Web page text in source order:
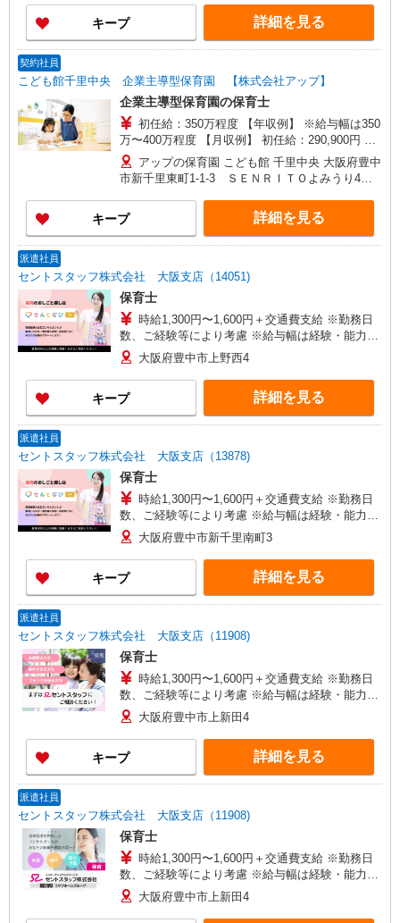
務１年でさらに15万円で最大30万円支給！ ※こち
らのサイトからのお申込みに限ります。 ◆交通費
交通費（1ヶ月分の定期代を実費で支給）
キープ 詳細を見る
契約社員
こども館千里中央 企業主導型保育園 【株式会社アップ】
企業主導型保育園の保育士
初任給：350万程度 【年収例】 ※給与幅は350
万〜400万程度 【月収例】 初任給：290,900円 月
給262,500円＋クラス担任(処遇改善手当Ⅰ)20,900
円＋処遇改善手当Ⅲ7,500円 ＝月収290,900円！ ※
給与幅は290,900円〜330,000円程度 ☆採用お祝い
金進呈！ 本採用後に15万円、勤務１年でさらに15
万円で最大30万円支給！ ※こちらのサイトからの
お申込みに限ります。 ◆交通費 交通費（1ヶ月分
アップの保育園 こども館 千里中央 大阪府豊中
市新千里東町1-1-3 ＳＥＮＲＩＴＯよみうり4Ｆ
キープ 詳細を見る
派遣社員
セントスタッフ株式会社 大阪支店（14051)
保育士
時給1,300円〜1,600円＋交通費支給 ※勤務日
数、ご経験等により考慮 ※給与幅は経験・能力に
よる 大阪府豊中市上野西4
キープ 詳細を見る
派遣社員
セントスタッフ株式会社 大阪支店（13878)
保育士
時給1,300円〜1,600円＋交通費支給 ※勤務日
数、ご経験等により考慮 ※給与幅は経験・能力に
よる 大阪府豊中市新千里南町3
キープ 詳細を見る
派遣社員
セントスタッフ株式会社 大阪支店（11908)
保育士
時給1,300円〜1,600円＋交通費支給 ※勤務日
数、ご経験等により考慮 ※給与幅は経験・能力に
よる 大阪府豊中市上新田4
キープ 詳細を見る
派遣社員
セントスタッフ株式会社 大阪支店（11908)
保育士
時給1,300円〜1,600円＋交通費支給 ※勤務日
数、ご経験等により考慮 ※給与幅は経験・能力に
よる 大阪府豊中市上新田4